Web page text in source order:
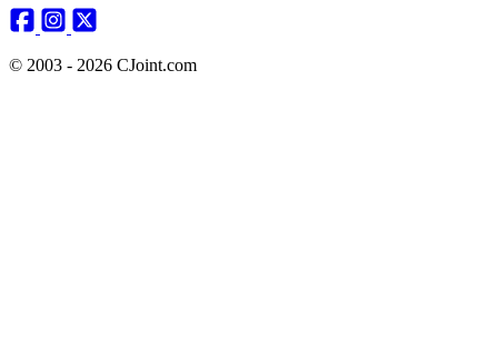
© 2003 - 2026 CJoint.com